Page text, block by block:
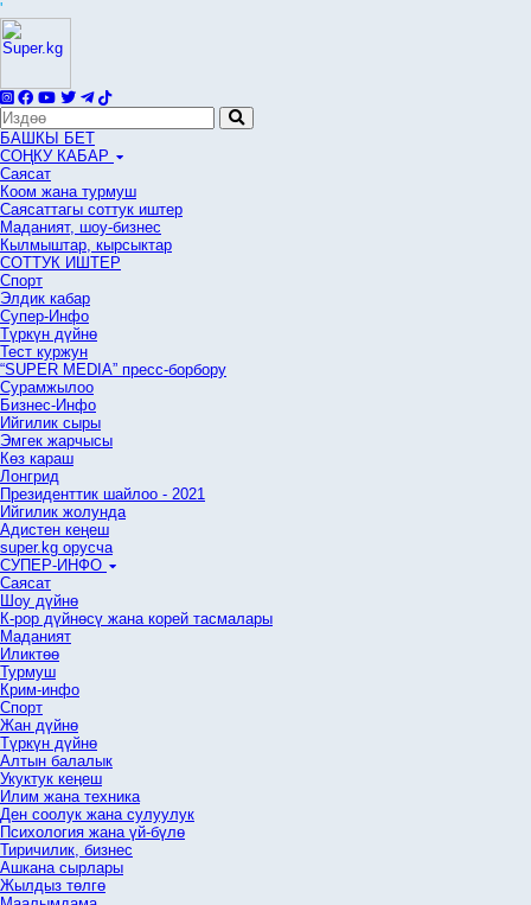
'
БАШКЫ БЕТ
СОҢКУ КАБАР
Саясат
Коом жана турмуш
Саясаттагы соттук иштер
Маданият, шоу-бизнес
Кылмыштар, кырсыктар
СОТТУК ИШТЕР
Спорт
Элдик кабар
Супер-Инфо
Түркүн дүйнө
Тест куржун
“SUPER MEDIA” пресс-борбору
Сурамжылоо
Бизнес-Инфо
Ийгилик сыры
Эмгек жарчысы
Көз караш
Лонгрид
Президенттик шайлоо - 2021
Ийгилик жолунда
Адистен кеңеш
super.kg орусча
СУПЕР-ИНФО
Саясат
Шоу дүйнө
К-рор дүйнөсү жана корей тасмалары
Маданият
Иликтөө
Турмуш
Крим-инфо
Спорт
Жан дүйнө
Түркүн дүйнө
Алтын балалык
Укуктук кеӊеш
Илим жана техника
Ден соолук жана сулуулук
Психология жана үй-бүлө
Тиричилик, бизнес
Ашкана сырлары
Жылдыз төлгө